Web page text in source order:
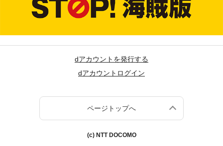
dアカウントを発行する
dアカウントログイン
ページトップへ
(c) NTT DOCOMO